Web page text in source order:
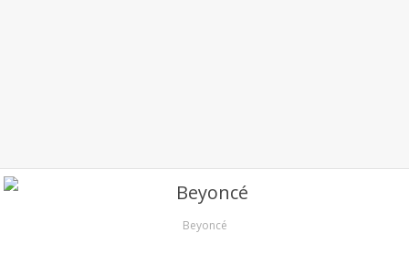
Beyoncé